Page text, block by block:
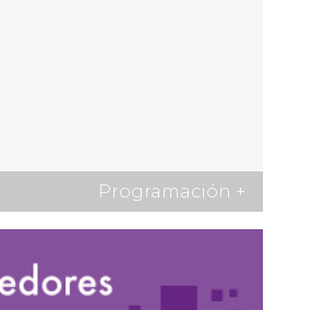
Programación +